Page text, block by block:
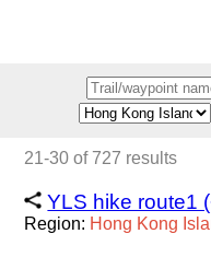
21-30 of 727 results
YLS hike route1
Region: Hong Kong